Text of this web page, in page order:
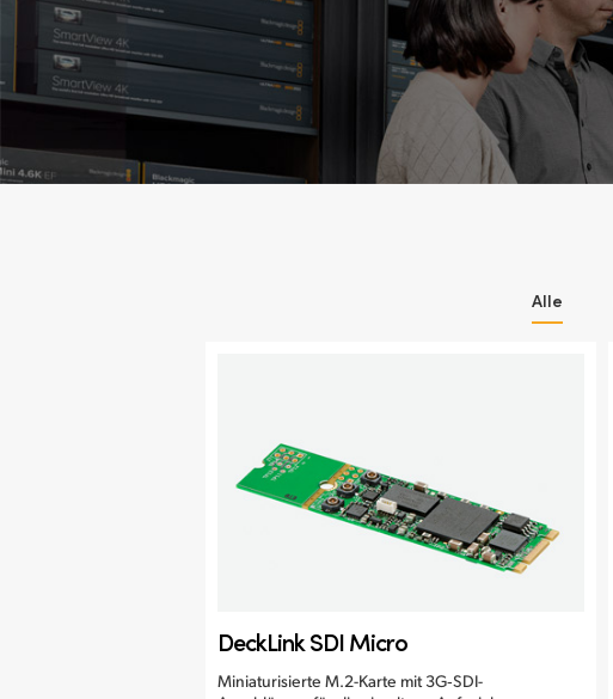
Alle
DeckLink SDI Micro
Miniaturisierte M.2-Karte mit 3G‑SDI-